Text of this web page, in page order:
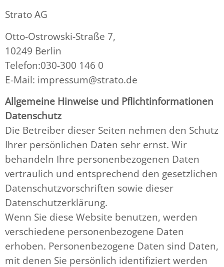
Strato AG
Otto-Ostrowski-Straße 7,
10249 Berlin
Telefon:030-300 146 0
E-Mail: impressum@strato.de
Allgemeine Hinweise und Pflichtinformationen
Datenschutz
Die Betreiber dieser Seiten nehmen den Schutz
Ihrer persönlichen Daten sehr ernst. Wir
behandeln Ihre personenbezogenen Daten
vertraulich und entsprechend den gesetzlichen
Datenschutzvorschriften sowie dieser
Datenschutzerklärung.
Wenn Sie diese Website benutzen, werden
verschiedene personenbezogene Daten
erhoben. Personenbezogene Daten sind Daten,
mit denen Sie persönlich identifiziert werden